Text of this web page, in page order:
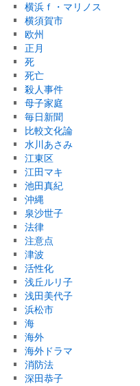
横浜ｆ・マリノス
横須賀市
欧州
正月
死
死亡
殺人事件
母子家庭
毎日新聞
比較文化論
水川あさみ
江東区
江田マキ
池田真紀
沖縄
泉沙世子
法律
注意点
津波
活性化
浅丘ルリ子
浅田美代子
浜松市
海
海外
海外ドラマ
消防法
深田恭子